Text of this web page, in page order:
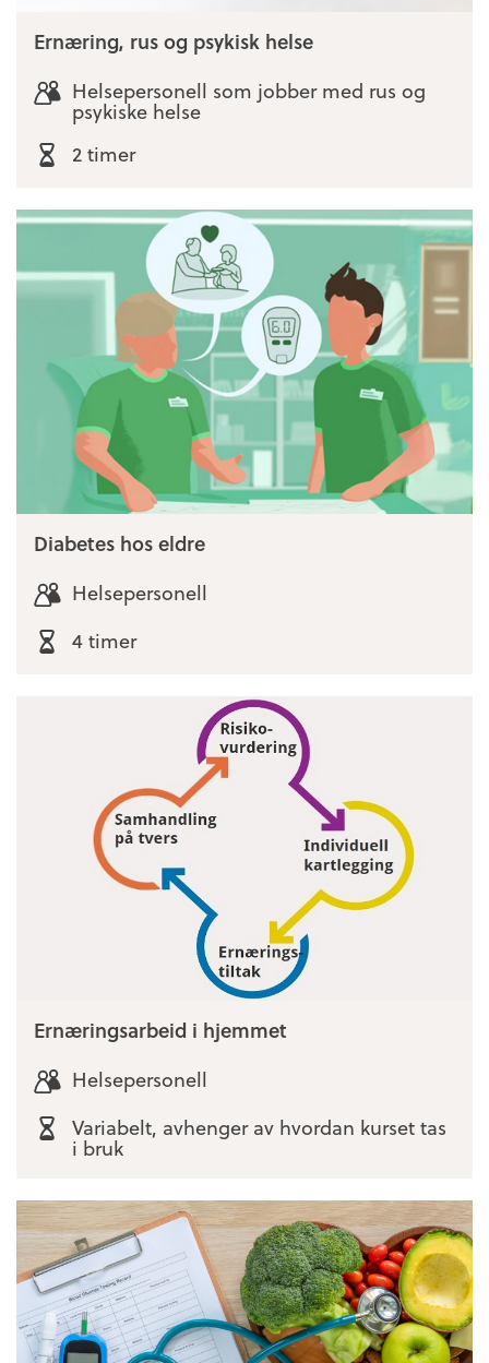
Ernæring, rus og psykisk helse
Helsepersonell som jobber med rus og
psykiske helse
2 timer
Diabetes hos eldre
Helsepersonell
4 timer
Ernæringsarbeid i hjemmet
Helsepersonell
Variabelt, avhenger av hvordan kurset tas
i bruk